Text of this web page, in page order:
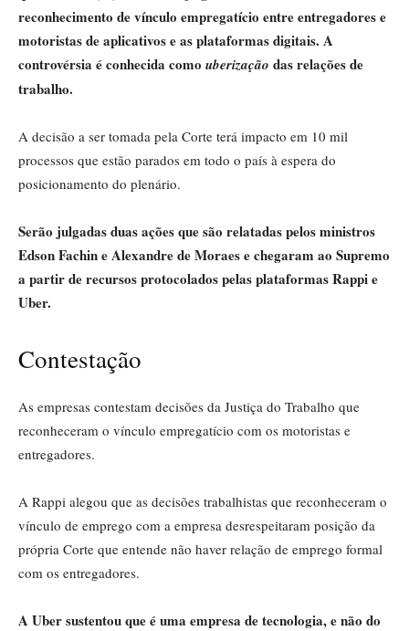
reconhecimento de vínculo empregatício entre entregadores e
motoristas de aplicativos e as plataformas digitais. A
controvérsia é conhecida como uberização das relações de
trabalho.
A decisão a ser tomada pela Corte terá impacto em 10 mil
processos que estão parados em todo o país à espera do
posicionamento do plenário.
Serão julgadas duas ações que são relatadas pelos ministros
Edson Fachin e Alexandre de Moraes e chegaram ao Supremo
a partir de recursos protocolados pelas plataformas Rappi e
Uber.
Contestação
As empresas contestam decisões da Justiça do Trabalho que
reconheceram o vínculo empregatício com os motoristas e
entregadores.
A Rappi alegou que as decisões trabalhistas que reconheceram o
vínculo de emprego com a empresa desrespeitaram posição da
própria Corte que entende não haver relação de emprego formal
com os entregadores.
A Uber sustentou que é uma empresa de tecnologia, e não do